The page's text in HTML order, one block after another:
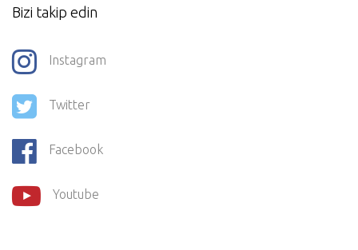
Bizi takip edin
Instagram
Twitter
Facebook
Youtube